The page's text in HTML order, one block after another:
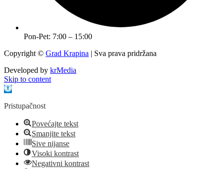
Pon-Pet: 7:00 – 15:00
Copyright © Grad Krapina | Sva prava pridržana
Developed by krMedia
Skip to content
Open toolbar
Pristupačnost
Povećajte tekst
Smanjite tekst
Sive nijanse
Visoki kontrast
Negativni kontrast